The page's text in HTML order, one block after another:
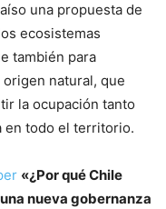
una propuesta de
ecosistemas
también para
natural, que
la ocupación tanto
en todo el territorio.
«¿Por qué Chile
nueva gobernanza